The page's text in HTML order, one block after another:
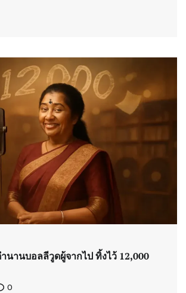
นานบอลลีวูดผู้จากไป ทิ้งไว้ 12,000
0